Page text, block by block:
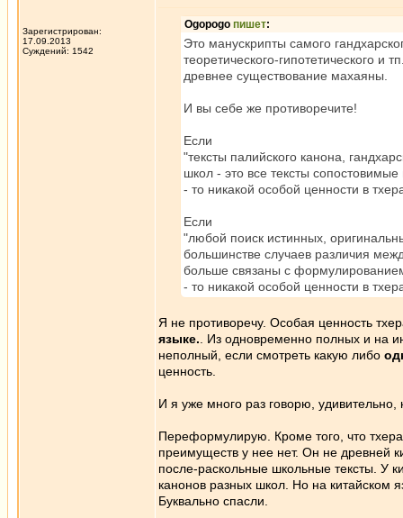
Зарегистрирован:
17.09.2013
Суждений: 1542
Ogopogo пишет:
Это манускрипты самого
теоретического-гипотетического и
древнее существование махаяны.
И вы себе же противоречите!
Если
"тексты палийского канона,
школ - это все тексты
- то никакой особой ценности в
Если
"любой поиск истинных,
большинстве случаев различия
больше связаны с
- то никакой особой ценности в
Я не противоречу. Особая ценность
языке. . Из одновременно полных и на
неполный, если смотреть какую либо
ценность.
И я уже много раз говорю, удивительно,
Переформулирую. Кроме того, что
преимуществ у нее нет. Он не древней
после-раскольные школьные тексты. У
канонов разных школ. Но на китайском
Буквально спасли.